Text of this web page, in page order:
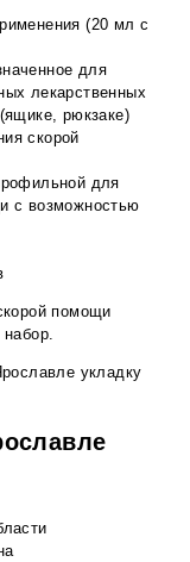
(20 мл с
для
лекарственных
рюкзаке)
скорой
для
с возможностью
помощи
укладку